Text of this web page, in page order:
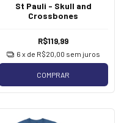
St Pauli - Skull and
Crossbones
R$119,99
6 x de R$20,00 sem juros
COMPRAR